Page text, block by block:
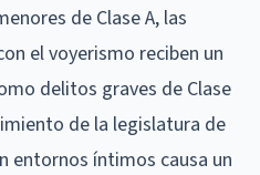
de Clase A, las
el voyerismo reciben un
delitos graves de Clase
de la legislatura de
entornos íntimos causa un